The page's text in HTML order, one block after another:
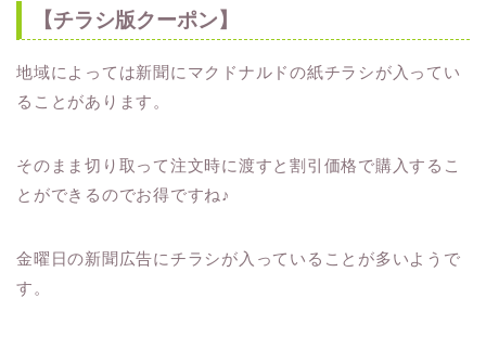
【チラシ版クーポン】
地域によっては新聞にマクドナルドの紙チラシが入ってい
ることがあります。
そのまま切り取って注文時に渡すと割引価格で購入するこ
とができるのでお得ですね♪
金曜日の新聞広告にチラシが入っていることが多いようで
す。